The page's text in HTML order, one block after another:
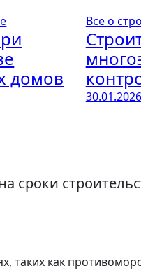
домов
Все о
30.01.2026
сроки
таких как